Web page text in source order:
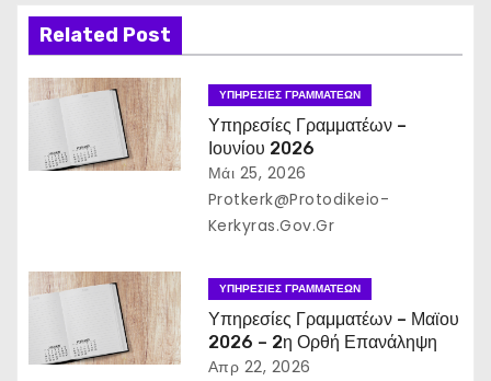
ά
ρ
θ
ρ
Related Post
ΥΠΗΡΕΣΊΕΣ ΓΡΑΜΜΑΤΈΩΝ
Υπηρεσίες Γραμματέων –
Ιουνίου 2026
Μάι 25, 2026
Protkerk@protodikeio-
Kerkyras.gov.gr
ΥΠΗΡΕΣΊΕΣ ΓΡΑΜΜΑΤΈΩΝ
Υπηρεσίες Γραμματέων – Μαϊου
2026 – 2η Ορθή Επανάληψη
Απρ 22, 2026